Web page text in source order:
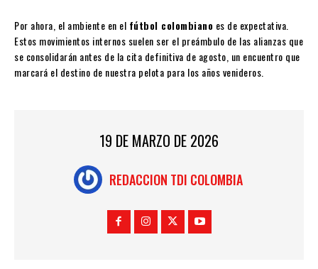
Por ahora, el ambiente en el fútbol colombiano es de expectativa.
Estos movimientos internos suelen ser el preámbulo de las alianzas que
se consolidarán antes de la cita definitiva de agosto, un encuentro que
marcará el destino de nuestra pelota para los años venideros.
19 DE MARZO DE 2026
REDACCION TDI COLOMBIA